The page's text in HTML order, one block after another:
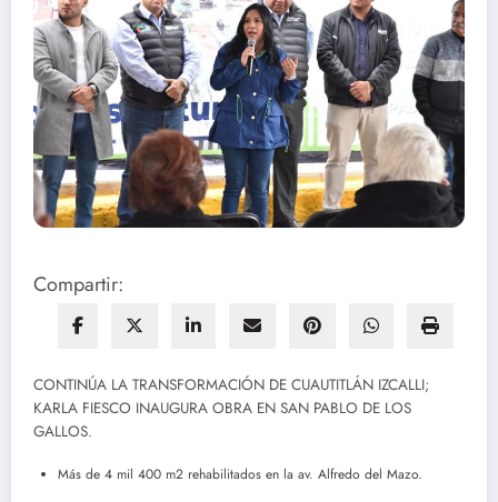
Compartir:
CONTINÚA LA TRANSFORMACIÓN DE CUAUTITLÁN IZCALLI;
KARLA FIESCO INAUGURA OBRA EN SAN PABLO DE LOS
GALLOS.
Más de 4 mil 400 m2 rehabilitados en la av. Alfredo del Mazo.